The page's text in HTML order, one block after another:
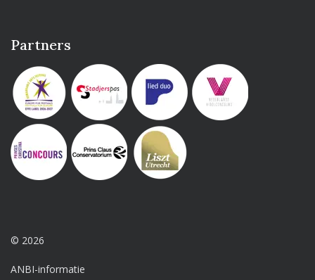
Partners
© 2026
ANBI-informatie